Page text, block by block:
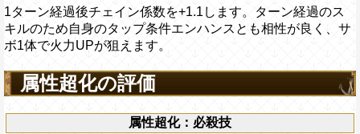
1ターン経過後チェイン係数を+1.1します。ターン経過のス
キルのため自身のタップ条件エンハンスとも相性が良く、サ
ボ1体で火力UPが狙えます。
属性超化の評価
属性超化：必殺技